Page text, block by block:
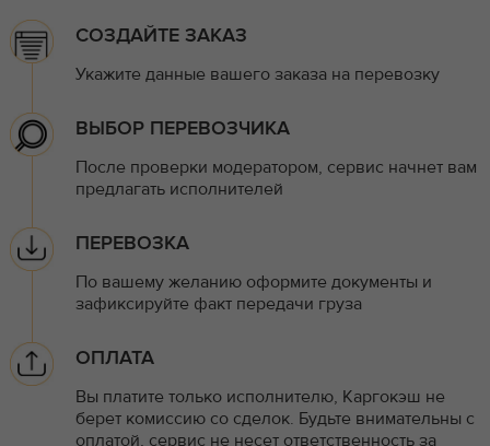
СОЗДАЙТЕ ЗАКАЗ
Укажите данные вашего заказа на перевозку
ВЫБОР ПЕРЕВОЗЧИКА
После проверки модератором, сервис начнет вам
предлагать исполнителей
ПЕРЕВОЗКА
По вашему желанию оформите документы и
зафиксируйте факт передачи груза
ОПЛАТА
Вы платите только исполнителю, Каргокэш не
берет комиссию со сделок. Будьте внимательны с
оплатой, сервис не несет ответственность за